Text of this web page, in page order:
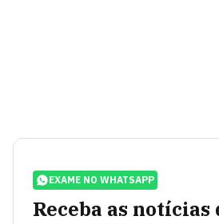
EXAME NO WHATSAPP
Receba as notícias